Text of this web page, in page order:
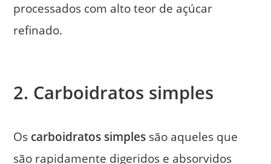
processados com alto teor de açúcar
refinado.
2. Carboidratos simples
Os carboidratos simples são aqueles que
são rapidamente digeridos e absorvidos